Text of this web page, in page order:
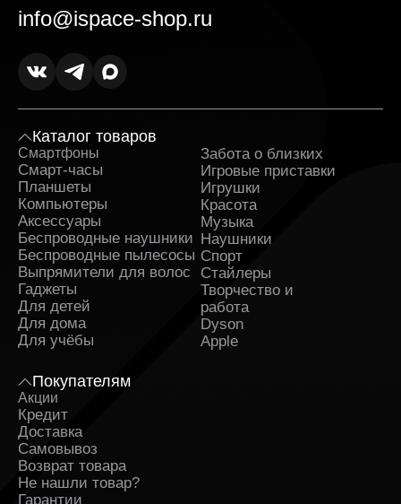
info@ispace-shop.ru
Каталог товаров
Смартфоны
Смарт-часы
Планшеты
Компьютеры
Аксессуары
Беспроводные наушники
Беспроводные пылесосы
Выпрямители для волос
Гаджеты
Для детей
Для дома
Для учёбы
Забота о близких
Игровые приставки
Игрушки
Красота
Музыка
Наушники
Спорт
Стайлеры
Творчество и
работа
Dyson
Apple
Покупателям
Акции
Кредит
Доставка
Самовывоз
Возврат товара
Не нашли товар?
Гарантии